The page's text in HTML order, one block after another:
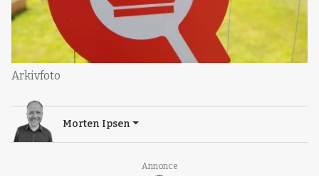
Annonce
Arkivfoto
Morten Ipsen